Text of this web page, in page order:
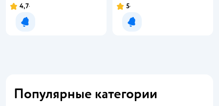
4,7
Уведомить о появлении
5
Уведомить о появлении
Популярные категории